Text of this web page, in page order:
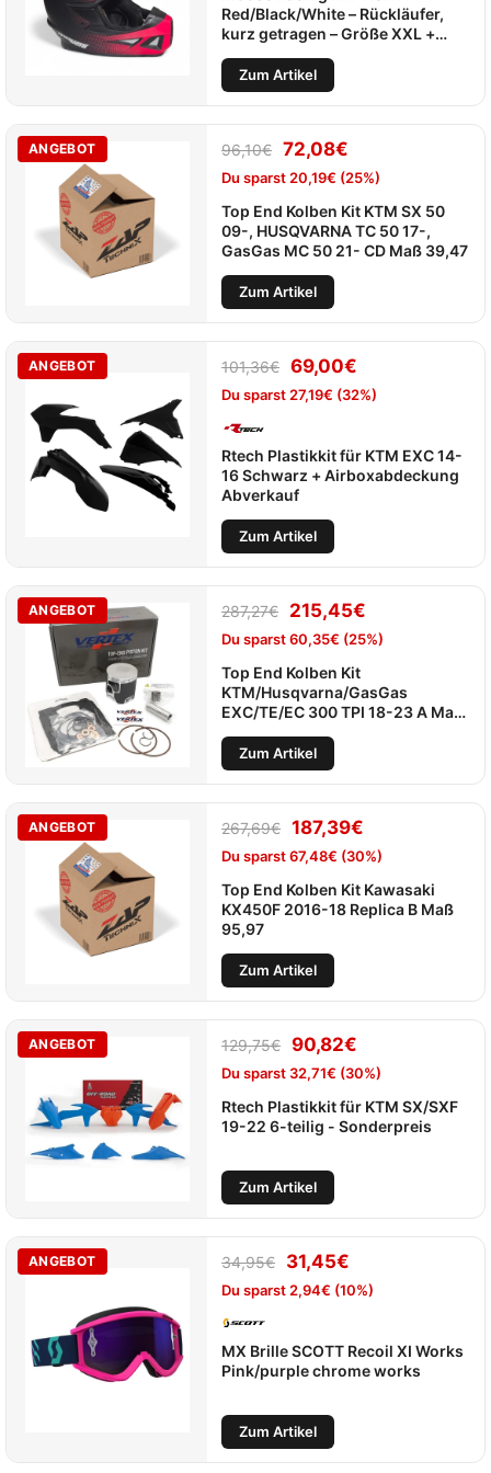
Red/Black/White – Rückläufer,
kurz getragen – Größe XXL +
Innenreiniger
Zum Artikel
ANGEBOT 96,10€ 72,08€
Du sparst20,19€ (25%)
Top End Kolben Kit KTM SX 50
09-, HUSQVARNA TC 50 17-,
GasGas MC 50 21- CD Maß 39,47
Zum Artikel
ANGEBOT 101,36€ 69,00€
Du sparst27,19€ (32%)
Rtech Plastikkit für KTM EXC 14-
16 Schwarz + Airboxabdeckung
Abverkauf
Zum Artikel
ANGEBOT 287,27€ 215,45€
Du sparst60,35€ (25%)
Top End Kolben Kit
KTM/Husqvarna/GasGas
EXC/TE/EC 300 TPI 18-23 A Maß
71,92
Zum Artikel
ANGEBOT 267,69€ 187,39€
Du sparst67,48€ (30%)
Top End Kolben Kit Kawasaki
KX450F 2016-18 Replica B Maß
95,97
Zum Artikel
ANGEBOT 129,75€ 90,82€
Du sparst 32,71€ (30%)
Rtech Plastikkit für KTM SX/SXF
19-22 6-teilig - Sonderpreis
Zum Artikel
ANGEBOT 34,95€ 31,45€
Du sparst2,94€ (10%)
MX Brille SCOTT Recoil XI Works
Pink/purple chrome works
Zum Artikel